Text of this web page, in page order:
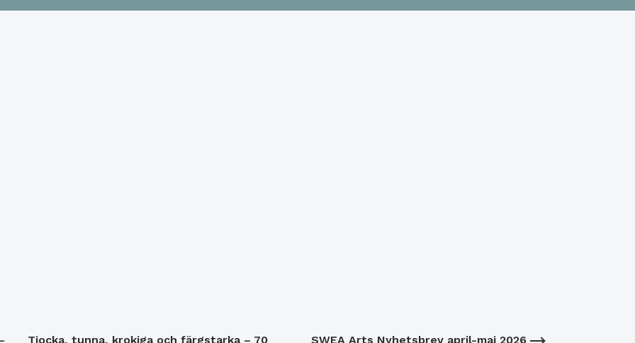
Tjocka, tunna, krokiga och färgstarka – 70 SWEA Arts Nyhetsbrev april-maj 2026